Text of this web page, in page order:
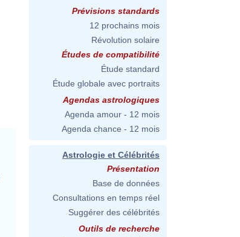
Prévisions standards
12 prochains mois
Révolution solaire
Études de compatibilité
Étude standard
Étude globale avec portraits
Agendas astrologiques
Agenda amour - 12 mois
Agenda chance - 12 mois
Astrologie et Célébrités
Présentation
Base de données
Consultations en temps réel
Suggérer des célébrités
Outils de recherche